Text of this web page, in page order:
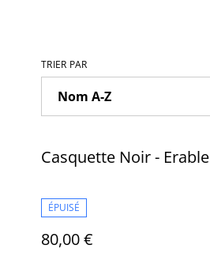
TRIER PAR
Casquette Noir - Erable
ÉPUISÉ
80,00 €